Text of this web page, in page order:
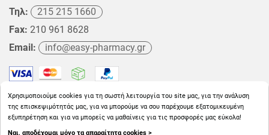
Τηλ:
215 215 1660
Fax: 210 961 8628
Email:
info@easy-pharmacy.gr
Χρησιμοποιούμε cookies για τη σωστή λειτουργία του site μας, για την ανάλυση
της επισκεψιμότητάς μας, για να μπορούμε να σου παρέχουμε εξατομικευμένη
εξυπηρέτηση και για να μπορείς να μαθαίνεις για τις προσφορές μας εύκολα!
Ναι, αποδέχομαι μόνο τα απαραίτητα cookies >